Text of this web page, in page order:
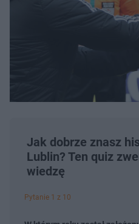
Jak dobrze znasz
Lublin? Ten quiz
wiedzę
Pytanie 1 z 10